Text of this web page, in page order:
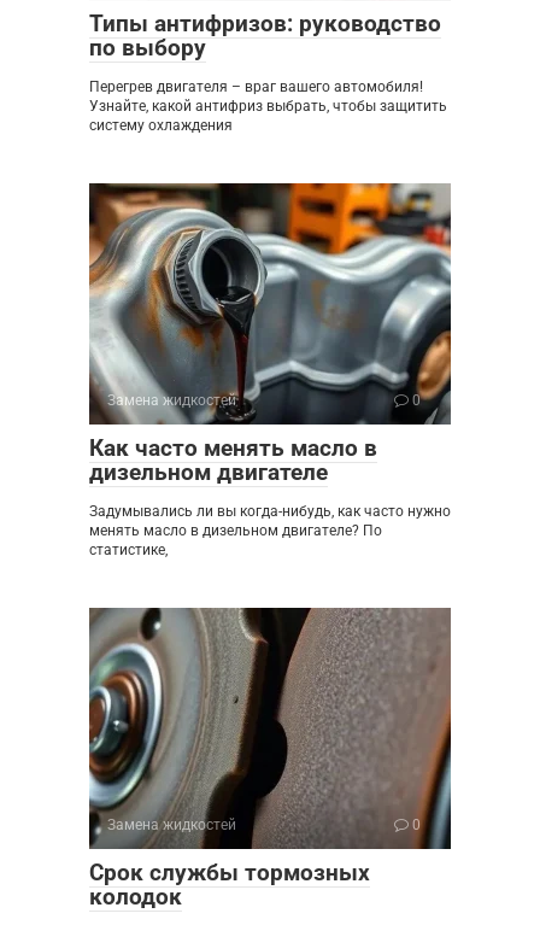
Типы антифризов: руководство
по выбору
Перегрев двигателя – враг вашего автомобиля!
Узнайте, какой антифриз выбрать, чтобы защитить
систему охлаждения
Замена жидкостей 0
Как часто менять масло в
дизельном двигателе
Задумывались ли вы когда-нибудь, как часто нужно
менять масло в дизельном двигателе? По
статистике,
Замена жидкостей 0
Срок службы тормозных
колодок